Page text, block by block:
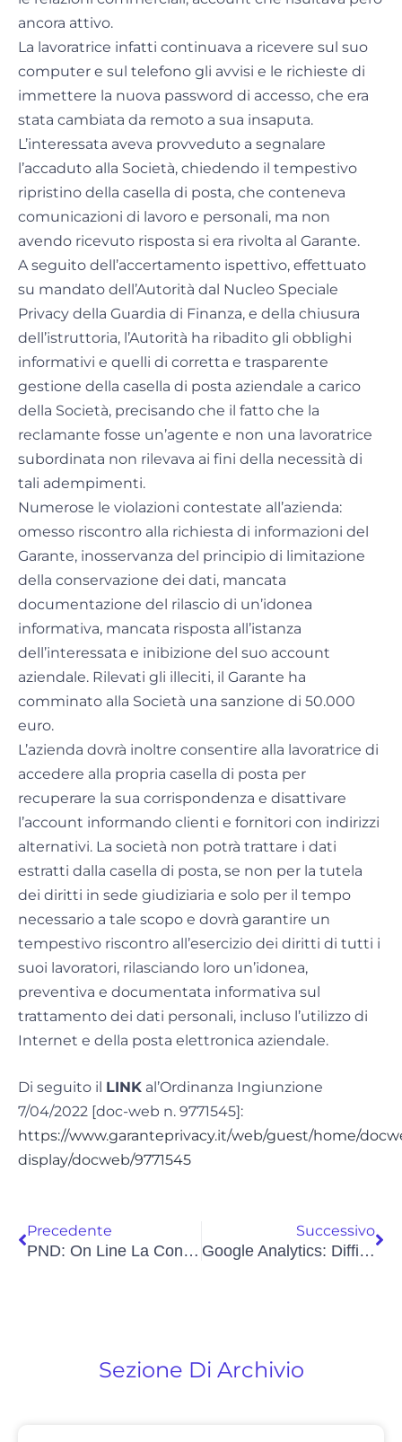
ancora attivo.
La lavoratrice infatti continuava a ricevere sul suo
computer e sul telefono gli avvisi e le richieste di
immettere la nuova password di accesso, che era
stata cambiata da remoto a sua insaputa.
L’interessata aveva provveduto a segnalare
l’accaduto alla Società, chiedendo il tempestivo
ripristino della casella di posta, che conteneva
comunicazioni di lavoro e personali, ma non
avendo ricevuto risposta si era rivolta al Garante.
A seguito dell’accertamento ispettivo, effettuato
su mandato dell’Autorità dal Nucleo Speciale
Privacy della Guardia di Finanza, e della chiusura
dell’istruttoria, l’Autorità ha ribadito gli obblighi
informativi e quelli di corretta e trasparente
gestione della casella di posta aziendale a carico
della Società, precisando che il fatto che la
reclamante fosse un’agente e non una lavoratrice
subordinata non rilevava ai fini della necessità di
tali adempimenti.
Numerose le violazioni contestate all’azienda:
omesso riscontro alla richiesta di informazioni del
Garante, inosservanza del principio di limitazione
della conservazione dei dati, mancata
documentazione del rilascio di un’idonea
informativa, mancata risposta all’istanza
dell’interessata e inibizione del suo account
aziendale. Rilevati gli illeciti, il Garante ha
comminato alla Società una sanzione di 50.000
euro.
L’azienda dovrà inoltre consentire alla lavoratrice di
accedere alla propria casella di posta per
recuperare la sua corrispondenza e disattivare
l’account informando clienti e fornitori con indirizzi
alternativi. La società non potrà trattare i dati
estratti dalla casella di posta, se non per la tutela
dei diritti in sede giudiziaria e solo per il tempo
necessario a tale scopo e dovrà garantire un
tempestivo riscontro all’esercizio dei diritti di tutti i
suoi lavoratori, rilasciando loro un’idonea,
preventiva e documentata informativa sul
trattamento dei dati personali, incluso l’utilizzo di
Internet e della posta elettronica aziendale.
Di seguito il LINK al’Ordinanza Ingiunzione
7/04/2022 [doc-web n. 9771545]:
https://www.garanteprivacy.it/web/guest/home/
display/docweb/9771545
Precedente
PND: On Line La Consultazione Pubblica
Successivo
Google Analytics: Diffidate 8mila Amministrazioni Italiane
Sezione Di Archivio